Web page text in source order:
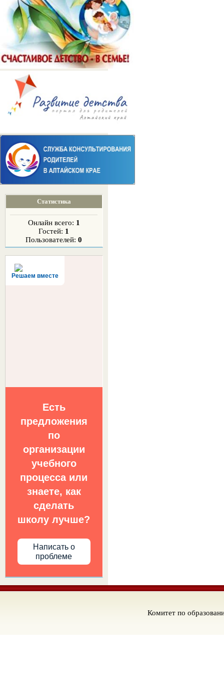
Статистика
Онлайн всего: 1
Гостей: 1
Пользователей:0
Решаем вместе
Есть
предложения
по
организации
учебного
процесса или
знаете, как
сделать
школу лучше?
Написать о
проблеме
Комитет по